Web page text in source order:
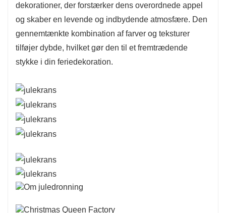
dekorationer, der forstærker dens overordnede appel
og skaber en levende og indbydende atmosfære. Den
gennemtænkte kombination af farver og teksturer
tilføjer dybde, hvilket gør den til et fremtrædende
stykke i din feriedekoration.